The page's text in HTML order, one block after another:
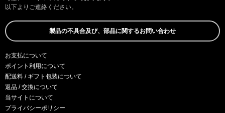
以下よりご連絡ください。
製品の不具合及び、部品に関するお問い合わせ
お支払について
ポイント利用について
配送料 / ギフト包装について
返品 / 交換について
当サイトについて
プライバシーポリシー